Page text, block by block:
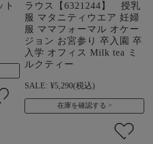
ト
ラウス【6321244】 授乳
服 マタニティウエア 妊婦
服 ママフォーマル オケー
ジョン お宮参り 卒入園 卒
入学 オフィス Milk tea ミ
ルクティー
SALE: ¥5,290(税込)
在庫を確認する